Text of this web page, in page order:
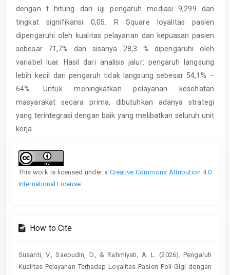
dengan t hitung dari uji pengaruh mediasi 9,299 dan
tingkat signifikansi 0,05. R Square loyalitas pasien
dipengaruhi oleh kualitas pelayanan dan kepuasan pasien
sebesar 71,7% dan sisanya 28,3 % dipengaruhi oleh
variabel luar. Hasil dari analisis jalur: pengaruh langsung
lebih kecil dari pengaruh tidak langsung sebesar 54,1% –
64%. Untuk meningkatkan pelayanan kesehatan
masyarakat secara prima, dibutuhkan adanya strategi
yang terintegrasi dengan baik yang melibatkan seluruh unit
kerja.
Article
Details
This work is licensed under a Creative Commons Attribution 4.0
International License
How to Cite
Susanti, V., Saepudin, D., & Rahmiyati, A. L. (2026). Pengaruh
Kualitas Pelayanan Terhadap Loyalitas Pasien Poli Gigi dengan